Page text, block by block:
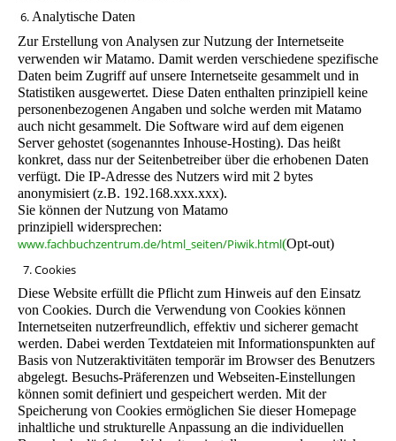
6. Analytische Daten
Zur Erstellung von Analysen zur Nutzung der Internetseite
verwenden wir Matamo. Damit werden verschiedene spezifische
Daten beim Zugriff auf unsere Internetseite gesammelt und in
Statistiken ausgewertet. Diese Daten enthalten prinzipiell keine
personenbezogenen Angaben und solche werden mit Matamo
auch nicht gesammelt. Die Software wird auf dem eigenen
Server gehostet (sogenanntes Inhouse-Hosting). Das heißt
konkret, dass nur der Seitenbetreiber über die erhobenen Daten
verfügt. Die IP-Adresse des Nutzers wird mit 2 bytes
anonymisiert (z.B. 192.168.xxx.xxx).
Sie können der Nutzung von Matamo
prinzipiell widersprechen:
www.fachbuchzentrum.de/html_seiten/Piwik.html(Opt-out)
7. Cookies
Diese Website erfüllt die Pflicht zum Hinweis auf den Einsatz
von Cookies. Durch die Verwendung von Cookies können
Internetseiten nutzerfreundlich, effektiv und sicherer gemacht
werden. Dabei werden Textdateien mit Informationspunkten auf
Basis von Nutzeraktivitäten temporär im Browser des Benutzers
abgelegt. Besuchs-Präferenzen und Webseiten-Einstellungen
können somit definiert und gespeichert werden. Mit der
Speicherung von Cookies ermöglichen Sie dieser Homepage
inhaltliche und strukturelle Anpassung an die individuellen